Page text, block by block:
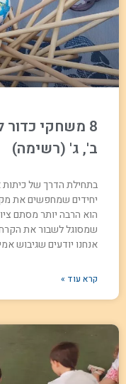
8 משחקי
ב', ג' (רשימה)
בתחילת הדרך של כיתות
יחידים שמחפשים את
הוא הרבה יותר מסתם
שמסוגל לשבור את
אנחנו יודעים שגיבוש
קרא עוד »